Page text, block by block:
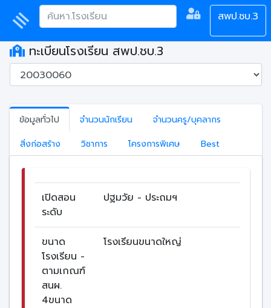
สพป.ชบ.3
ทะเบียนโรงเรียน สพป.ชบ.3
ข้อมูลทั่วไป จำนวนนักเรียน
จำนวนครู/บุคลากร
สิ่งก่อสร้าง
วิชาการ โครงการพิเศษ Best
เปิดสอน
ระดับ
ปฐมวัย - ประถมฯ
ขนาด
โรงเรียน -
ตามเกณฑ์
สนผ.
4ขนาด
โรงเรียนขนาดใหญ่